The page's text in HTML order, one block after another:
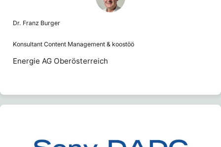
Dr. Franz Burger
Konsultant Content Management & koostöö
Energie AG Oberösterreich